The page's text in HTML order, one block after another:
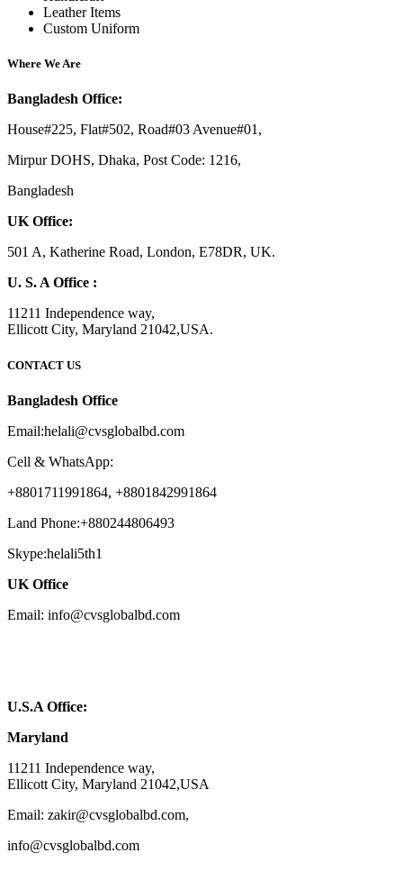
Leather Items
Custom Uniform
Where We Are
Bangladesh Office:
House#225, Flat#502, Road#03 Avenue#01,
Mirpur DOHS, Dhaka, Post Code: 1216,
Bangladesh
UK Office:
501 A, Katherine Road, London, E78DR, UK.
U. S. A Office :
11211 Independence way,
Ellicott City, Maryland 21042,USA.
CONTACT US
Bangladesh Office
Email:helali@cvsglobalbd.com
Cell & WhatsApp:
+8801711991864, +8801842991864
Land Phone:+880244806493
Skype:helali5th1
UK Office
Email: info@cvsglobalbd.com
U.S.A Office:
Maryland
11211 Independence way,
Ellicott City, Maryland 21042,USA
Email: zakir@cvsglobalbd.com,
info@cvsglobalbd.com